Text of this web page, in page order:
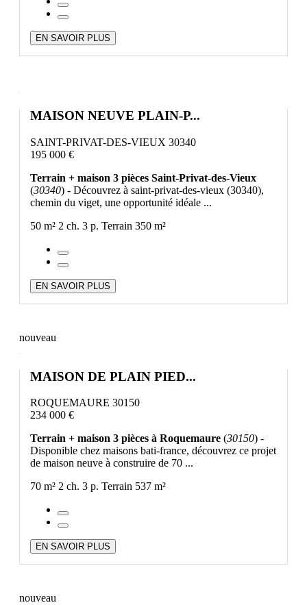
EN SAVOIR PLUS
MAISON NEUVE PLAIN-P...
SAINT-PRIVAT-DES-VIEUX 30340
195 000 €
Terrain + maison 3 pièces Saint-Privat-des-Vieux
(30340) - Découvrez à saint-privat-des-vieux (30340),
chemin du viget, une opportunité idéale ...
50 m² 2 ch. 3 p. Terrain 350 m²
EN SAVOIR PLUS
nouveau
MAISON DE PLAIN PIED...
ROQUEMAURE 30150
234 000 €
Terrain + maison 3 pièces à Roquemaure (30150) -
Disponible chez maisons bati-france, découvrez ce projet
de maison neuve à construire de 70 ...
70 m² 2 ch. 3 p. Terrain 537 m²
EN SAVOIR PLUS
nouveau